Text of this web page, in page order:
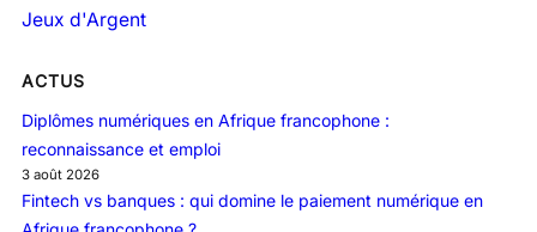
Jeux d'Argent
ACTUS
Diplômes numériques en Afrique francophone :
reconnaissance et emploi
3 août 2026
Fintech vs banques : qui domine le paiement numérique en